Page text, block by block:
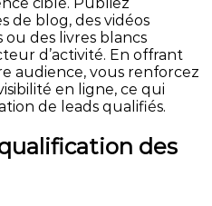
de blog, des vidéos
des livres blancs
d’activité. En offrant
audience, vous renforcez
en ligne, ce qui
de leads qualifiés.
des